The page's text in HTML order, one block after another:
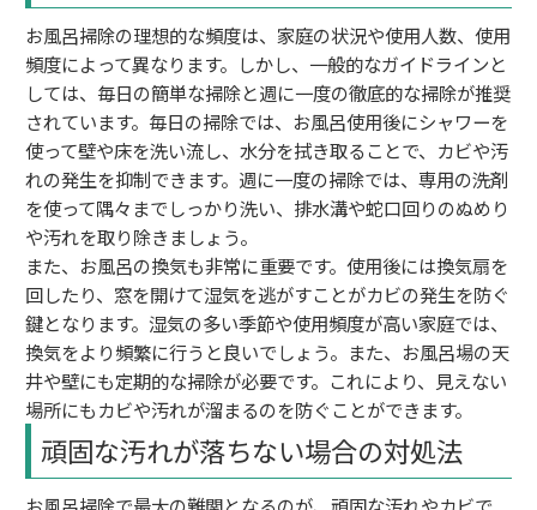
お風呂掃除の理想的な頻度は、家庭の状況や使用人数、使用
頻度によって異なります。しかし、一般的なガイドラインと
しては、毎日の簡単な掃除と週に一度の徹底的な掃除が推奨
されています。毎日の掃除では、お風呂使用後にシャワーを
使って壁や床を洗い流し、水分を拭き取ることで、カビや汚
れの発生を抑制できます。週に一度の掃除では、専用の洗剤
を使って隅々までしっかり洗い、排水溝や蛇口回りのぬめり
や汚れを取り除きましょう。
また、お風呂の換気も非常に重要です。使用後には換気扇を
回したり、窓を開けて湿気を逃がすことがカビの発生を防ぐ
鍵となります。湿気の多い季節や使用頻度が高い家庭では、
換気をより頻繁に行うと良いでしょう。また、お風呂場の天
井や壁にも定期的な掃除が必要です。これにより、見えない
場所にもカビや汚れが溜まるのを防ぐことができます。
頑固な汚れが落ちない場合の対処法
お風呂掃除で最大の難関となるのが、頑固な汚れやカビで